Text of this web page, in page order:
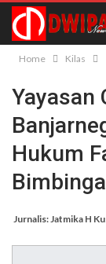
Home Kilas
Yayasan
Hukum